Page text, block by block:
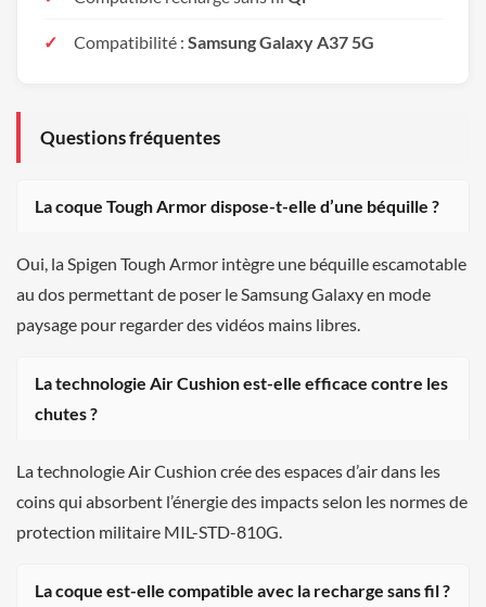
Compatibilité : Samsung Galaxy A37 5G
Questions fréquentes
La coque Tough Armor dispose-t-elle d’une béquille ?
Oui, la Spigen Tough Armor intègre une béquille escamotable
au dos permettant de poser le Samsung Galaxy en mode
paysage pour regarder des vidéos mains libres.
La technologie Air Cushion est-elle efficace contre les
chutes ?
La technologie Air Cushion crée des espaces d’air dans les
coins qui absorbent l’énergie des impacts selon les normes de
protection militaire MIL-STD-810G.
La coque est-elle compatible avec la recharge sans fil ?